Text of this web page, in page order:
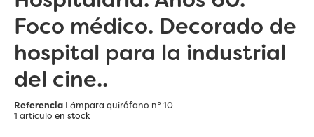
Foco médico. Decorado de
hospital para la industrial
del cine..
Referencia Lámpara quirófano nº 10
1 artículo en stock